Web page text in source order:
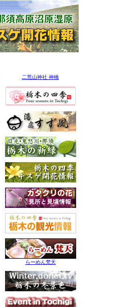
二荒山神社 神橋
らーめん梵天